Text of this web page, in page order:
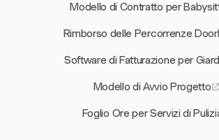
Modello di Contratto per
Rimborso delle Percorrenze
Software di Fatturazione per
Modello di Avvio Progetto
Foglio Ore per Servizi di